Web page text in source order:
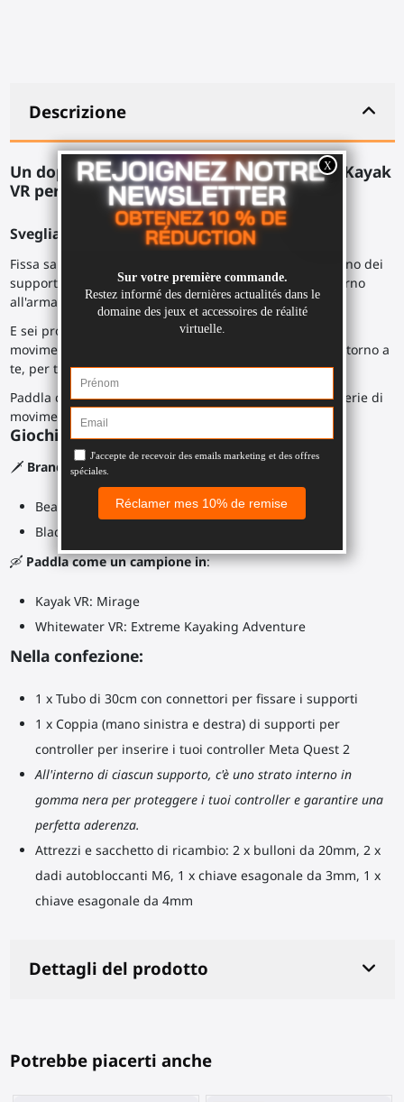
Descrizione
Un doppio sciabola per BeatSaber o giochi Kayak
VR per Quest 2.
Sveglia il tuo guerriero interiore.
Fissa saldamente i tuoi controller Meta Quest 2 all'interno dei
supporti fissati, con il laccio da polso dei controller intorno
all'armatura del ProSaber.
E sei pronto a liberare il tuo stile in un'esplosione di
movimento, facendo roteare il ProSaber tra le mani o intorno a
te, per tagliare i cubi.
Paddla come un matto nel tuo kayak virtuale, con una serie di
movimenti realistici senza farti male alle spalle.
Giochi consigliati:
🗡️ Brandisci la tua doppia lama ProSaber in
Beat Saber
Blade and Sorcery
🛶 Paddla come un campione in:
Kayak VR: Mirage
Whitewater VR: Extreme Kayaking Adventure
Nella confezione:
1 x Tubo di 30cm con connettori per fissare i supporti
1 x Coppia (mano sinistra e destra) di supporti per
controller per inserire i tuoi controller Meta Quest 2
All'interno di ciascun supporto, c'è uno strato interno in
gomma nera per proteggere i tuoi controller e garantire una
perfetta aderenza.
Attrezzi e sacchetto di ricambio: 2 x bulloni da 20mm, 2 x
dadi autobloccanti M6, 1 x chiave esagonale da 3mm, 1 x
chiave esagonale da 4mm
Dettagli del prodotto
Potrebbe piacerti anche